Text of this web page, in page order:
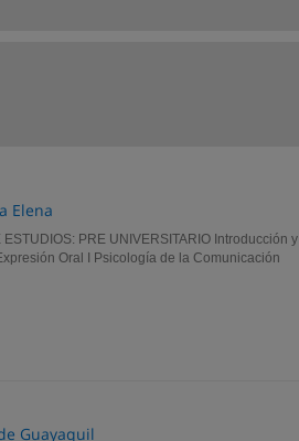
Elena
PRE UNIVERSITARIO Introducción y
Oral I Psicología de la Comunicación
Guayaquil